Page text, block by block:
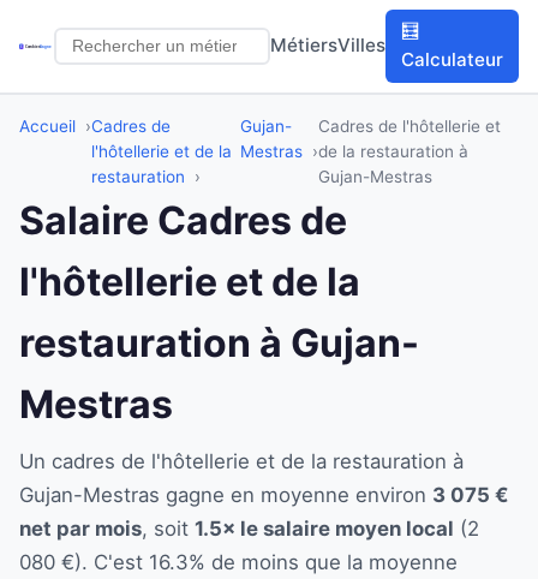
MétiersVilles
🧮
Calculateur
Accueil
Cadres de
l'hôtellerie et de la
restauration
Gujan-
Mestras
Cadres de l'hôtellerie et
de la restauration à
Gujan-Mestras
Salaire Cadres de
l'hôtellerie et de la
restauration à Gujan-
Mestras
Un cadres de l'hôtellerie et de la restauration à
Gujan-Mestras gagne en moyenne environ 3 075 €
net par mois, soit 1.5× le salaire moyen local (2
080 €). C'est 16.3% de moins que la moyenne